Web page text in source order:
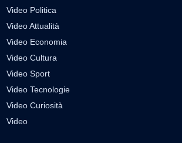
Video Politica
Video Attualità
Video Economia
Video Cultura
Video Sport
Video Tecnologie
Video Curiosità
Video